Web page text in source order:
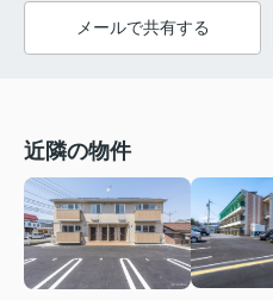
メールで共有する
近隣の物件